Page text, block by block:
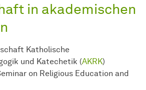
in akademischen
Katholische
und Katechetik (AKRK)
on Religious Education and